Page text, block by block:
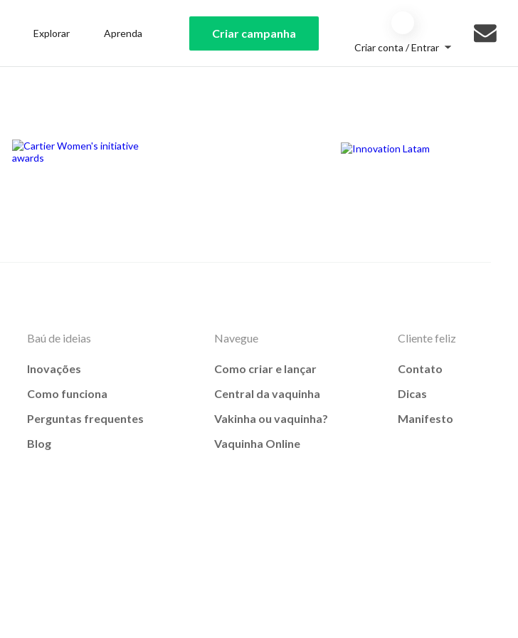
Explorar Aprenda Criar campanha
Criar conta / Entrar
Baú de ideias
Inovações
Como funciona
Perguntas frequentes
Blog
Navegue
Como criar e lançar
Central da vaquinha
Vakinha ou vaquinha?
Vaquinha Online
Cliente feliz
Contato
Dicas
Manifesto